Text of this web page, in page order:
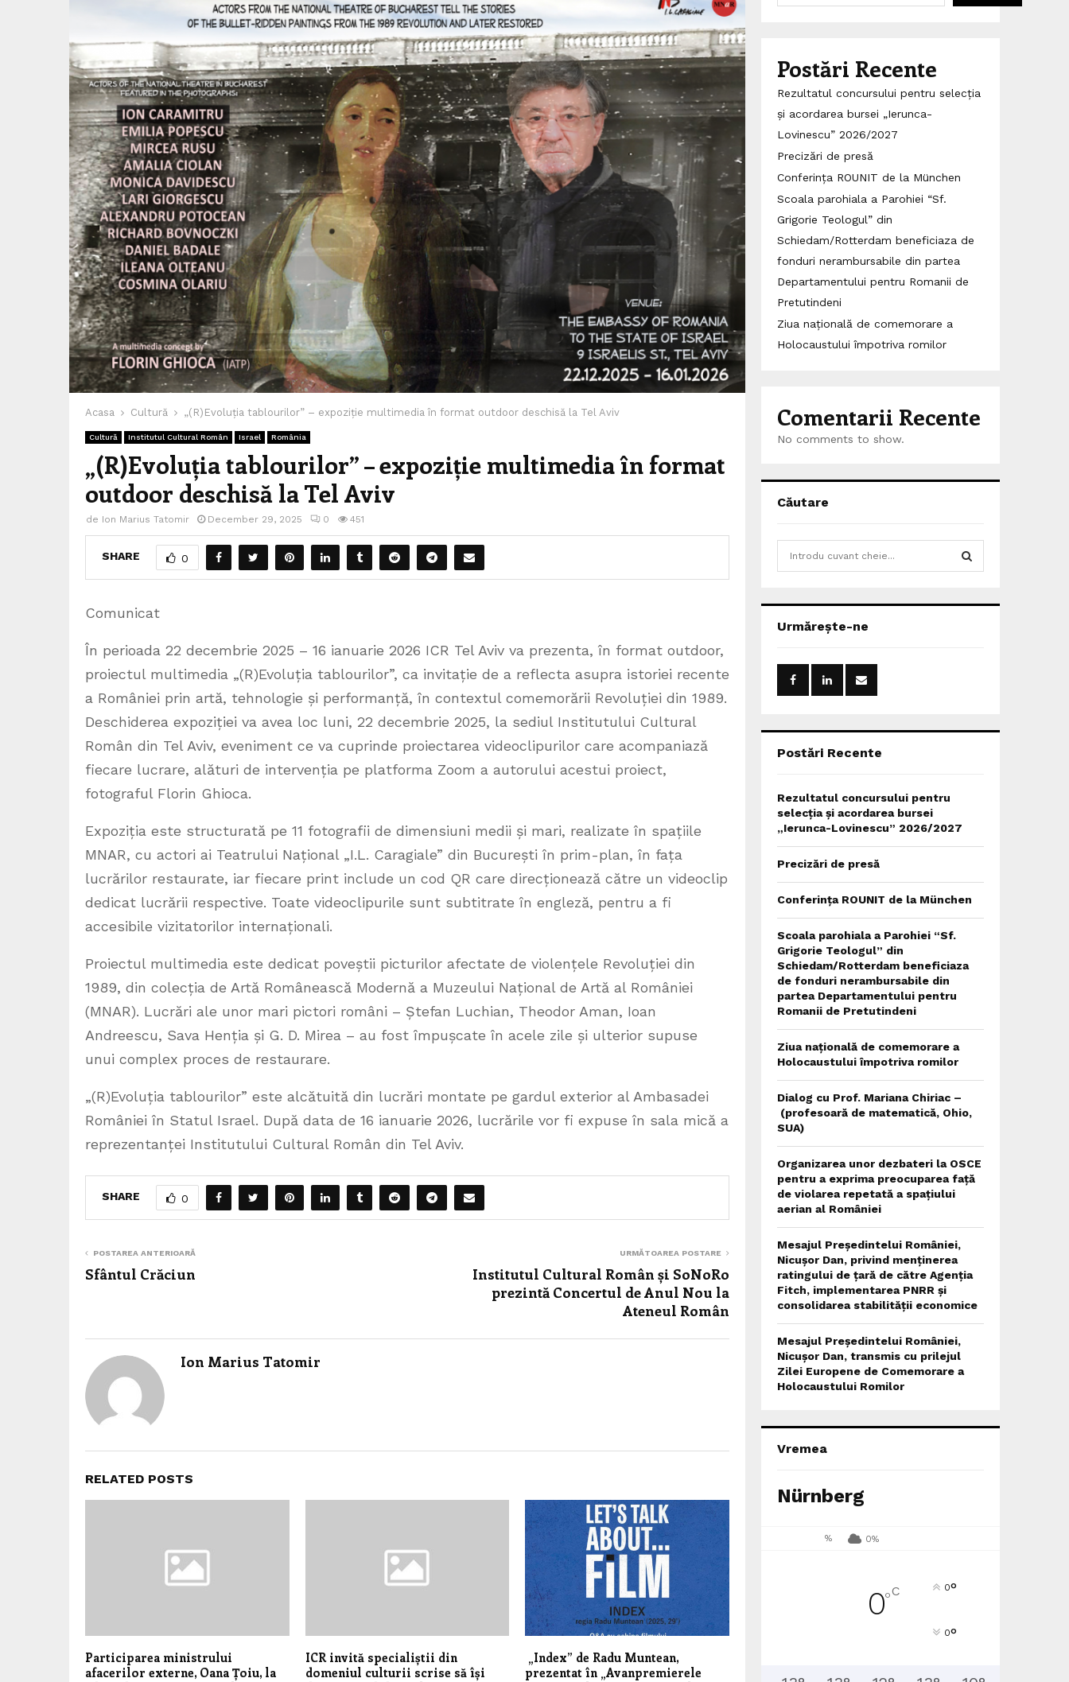
Acasa Cultură „(R)Evoluția tablourilor” – expoziție multimedia în format outdoor deschisă la Tel Aviv
Cultură Institutul Cultural Român Israel România
„(R)Evoluția tablourilor” – expoziție multimedia în format
outdoor deschisă la Tel Aviv
de Ion Marius Tatomir December 29, 2025 0 451
SHARE 0
Comunicat
În perioada 22 decembrie 2025 – 16 ianuarie 2026 ICR Tel Aviv va prezenta, în format outdoor,
proiectul multimedia „(R)Evoluția tablourilor”, ca invitație de a reflecta asupra istoriei recente
a României prin artă, tehnologie și performanță, în contextul comemorării Revoluției din 1989.
Deschiderea expoziției va avea loc luni, 22 decembrie 2025, la sediul Institutului Cultural
Român din Tel Aviv, eveniment ce va cuprinde proiectarea videoclipurilor care acompaniază
fiecare lucrare, alături de intervenția pe platforma Zoom a autorului acestui proiect,
fotograful Florin Ghioca.
Expoziția este structurată pe 11 fotografii de dimensiuni medii și mari, realizate în spațiile
MNAR, cu actori ai Teatrului Național „I.L. Caragiale” din București în prim-plan, în fața
lucrărilor restaurate, iar fiecare print include un cod QR care direcționează către un videoclip
dedicat lucrării respective. Toate videoclipurile sunt subtitrate în engleză, pentru a fi
accesibile vizitatorilor internaționali.
Proiectul multimedia este dedicat poveștii picturilor afectate de violențele Revoluției din
1989, din colecția de Artă Românească Modernă a Muzeului Național de Artă al României
(MNAR). Lucrări ale unor mari pictori români – Ștefan Luchian, Theodor Aman, Ioan
Andreescu, Sava Henția și G. D. Mirea – au fost împușcate în acele zile și ulterior supuse
unui complex proces de restaurare.
„(R)Evoluția tablourilor” este alcătuită din lucrări montate pe gardul exterior al Ambasadei
României în Statul Israel. După data de 16 ianuarie 2026, lucrările vor fi expuse în sala mică a
reprezentanței Institutului Cultural Român din Tel Aviv.
SHARE 0
POSTAREA ANTERIOARĂ
Sfântul Crăciun
URMĂTOAREA POSTARE
Institutul Cultural Român și SoNoRo
prezintă Concertul de Anul Nou la
Ateneul Român
Ion Marius Tatomir
RELATED POSTS
Participarea ministrului
afacerilor externe, Oana Țoiu, la
ICR invită specialiștii din
domeniul culturii scrise să își
„Index” de Radu Muntean,
prezentat în „Avanpremierele
Postări Recente
Rezultatul concursului pentru selecția
și acordarea bursei „Ierunca-
Lovinescu” 2026/2027
Precizări de presă
Conferința ROUNIT de la München
Scoala parohiala a Parohiei “Sf.
Grigorie Teologul” din
Schiedam/Rotterdam beneficiaza de
fonduri nerambursabile din partea
Departamentului pentru Romanii de
Pretutindeni
Ziua națională de comemorare a
Holocaustului împotriva romilor
Comentarii Recente
No comments to show.
Căutare
h
o
:
Urmărește-ne
Postări Recente
Rezultatul concursului pentru
selecția și acordarea bursei
„Ierunca-Lovinescu” 2026/2027
Precizări de presă
Conferința ROUNIT de la München
Scoala parohiala a Parohiei “Sf.
Grigorie Teologul” din
Schiedam/Rotterdam beneficiaza
de fonduri nerambursabile din
partea Departamentului pentru
Romanii de Pretutindeni
Ziua națională de comemorare a
Holocaustului împotriva romilor
Dialog cu Prof. Mariana Chiriac –
(profesoară de matematică, Ohio,
SUA)
Organizarea unor dezbateri la OSCE
pentru a exprima preocuparea față
de violarea repetată a spațiului
aerian al României
Mesajul Președintelui României,
Nicușor Dan, privind menținerea
ratingului de țară de către Agenția
Fitch, implementarea PNRR și
consolidarea stabilității economice
Mesajul Președintelui României,
Nicușor Dan, transmis cu prilejul
Zilei Europene de Comemorare a
Holocaustului Romilor
Vremea
Nürnberg
% 0%
0°C 0°
0°